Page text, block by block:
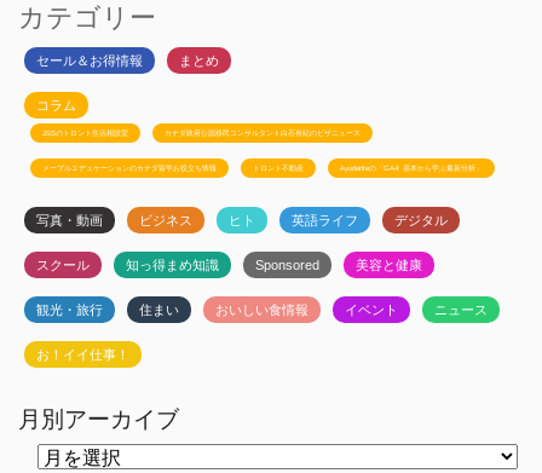
カテゴリー
セール＆お得情報 まとめ
コラム
JSSのトロント生活相談室 カナダ政府公認移民コンサルタント白石有紀のビザニュース
メープルエデュケーションのカナダ留学お役立ち情報 トロント不動産 Ayudanteの「GA4: 基本から学ぶ最新分析」
写真・動画 ビジネス ヒト 英語ライフ デジタル
スクール 知っ得まめ知識 Sponsored 美容と健康
観光・旅行 住まい おいしい食情報 イベント ニュース
お！イイ仕事！
月別アーカイブ